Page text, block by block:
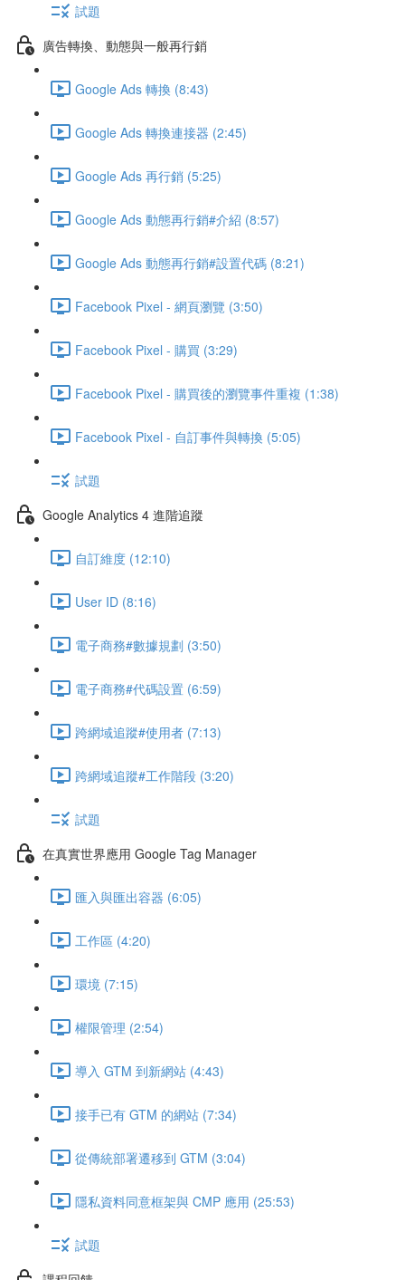
試題
廣告轉換、動態與一般再行銷
Google Ads 轉換 (8:43)
Google Ads 轉換連接器 (2:45)
Google Ads 再行銷 (5:25)
Google Ads 動態再行銷#介紹 (8:57)
Google Ads 動態再行銷#設置代碼 (8:21)
Facebook Pixel - 網頁瀏覽 (3:50)
Facebook Pixel - 購買 (3:29)
Facebook Pixel - 購買後的瀏覽事件重複 (1:38)
Facebook Pixel - 自訂事件與轉換 (5:05)
試題
Google Analytics 4 進階追蹤
自訂維度 (12:10)
User ID (8:16)
電子商務#數據規劃 (3:50)
電子商務#代碼設置 (6:59)
跨網域追蹤#使用者 (7:13)
跨網域追蹤#工作階段 (3:20)
試題
在真實世界應用 Google Tag Manager
匯入與匯出容器 (6:05)
工作區 (4:20)
環境 (7:15)
權限管理 (2:54)
導入 GTM 到新網站 (4:43)
接手已有 GTM 的網站 (7:34)
從傳統部署遷移到 GTM (3:04)
隱私資料同意框架與 CMP 應用 (25:53)
試題